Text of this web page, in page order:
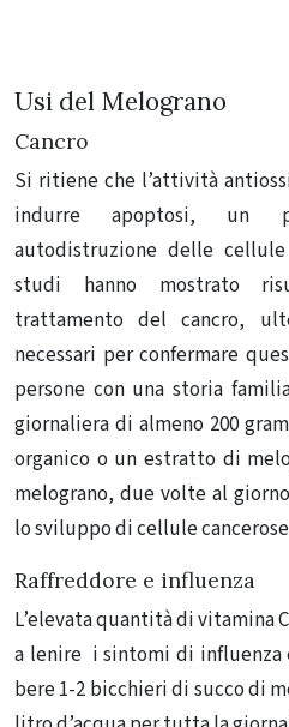
Usi del Melograno
Cancro
Si ritiene che l’attività
indurre apoptosi, un
autodistruzione delle cellule
studi hanno mostrato
trattamento del cancro,
necessari per confermare
persone con una storia
giornaliera di almeno 200
organico o un estratto di
melograno, due volte al
lo sviluppo di cellule
Raffreddore e influenza
L’elevata quantità di vitamina
a lenire i sintomi di influenza
bere 1-2 bicchieri di succo di